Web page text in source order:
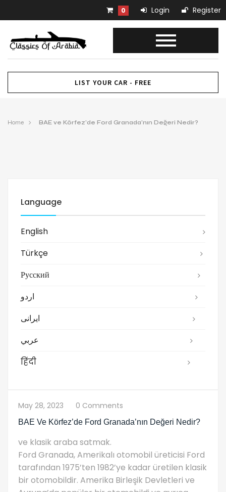
0 Login Register
LIST YOUR CAR - FREE
Home BAE ve Körfez’de Ford Granada’nın Değeri Nedir?
Language
English
Türkçe
Русский
اردو
ایرانی
عربي
हिंदी
May 28, 2023 0 Comments
BAE Ve Körfez’de Ford Granada’nın Değeri Nedir?
ve klasik araba satmak.
Ford Granada, Amerikalı otomobil üreticisi Ford
tarafından 1975’ten 1982’ye kadar üretilen klasik
bir otomobildir. Amerika Birleşik Devletleri ve